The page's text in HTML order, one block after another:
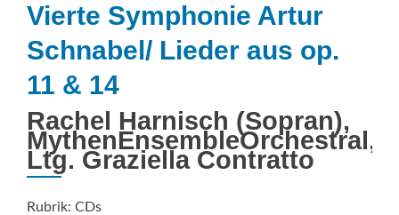
Vierte Symphonie Artur
Schnabel/ Lieder aus op.
11 & 14
Rachel Harnisch (Sopran),
MythenEnsembleOrchestral,
Ltg. Graziella Contratto
Rubrik: CDs